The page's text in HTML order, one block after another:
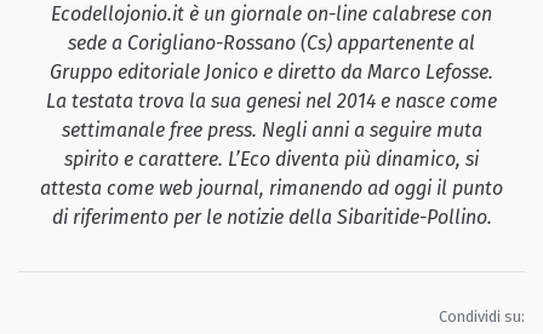
Ecodellojonio.it è un giornale on-line calabrese con
sede a Corigliano-Rossano (Cs) appartenente al
Gruppo editoriale Jonico e diretto da Marco Lefosse.
La testata trova la sua genesi nel 2014 e nasce come
settimanale free press. Negli anni a seguire muta
spirito e carattere. L’Eco diventa più dinamico, si
attesta come web journal, rimanendo ad oggi il punto
di riferimento per le notizie della Sibaritide-Pollino.
Condividi su: